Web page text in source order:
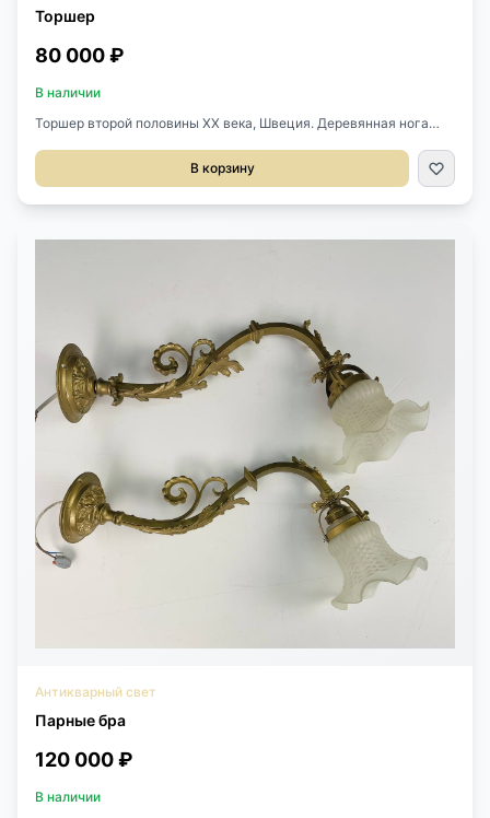
Торшер
80 000 ₽
В наличии
Торшер второй половины XX века, Швеция. Деревянная нога
Высота 166 см
В корзину
Антикварный свет
Парные бра
120 000 ₽
В наличии